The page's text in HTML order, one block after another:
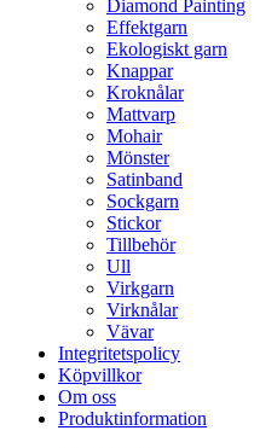
Diamond Painting
Effektgarn
Ekologiskt garn
Knappar
Kroknålar
Mattvarp
Mohair
Mönster
Satinband
Sockgarn
Stickor
Tillbehör
Ull
Virkgarn
Virknålar
Vävar
Integritetspolicy
Köpvillkor
Om oss
Produktinformation